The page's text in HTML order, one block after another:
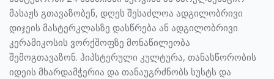
მასაჟს გთავაზობენ, დღეს შესაძლოა ადგილობრივი
დიჯეის მასტერკლასზე დასწრება ან ადგილობრივი
კერამიკოსის ვორქშოფზე მონაწილეობა
შემოგთავაზონ. ჰიპსტერული კულტურა, თანასწორობის
იდეის მხარდამჭერია და თანაუგრძნობს სუსტს და